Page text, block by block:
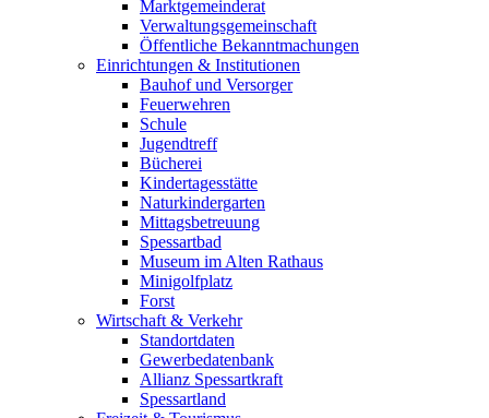
Marktgemeinderat
Verwaltungsgemeinschaft
Öffentliche Bekanntmachungen
Einrichtungen & Institutionen
Bauhof und Versorger
Feuerwehren
Schule
Jugendtreff
Bücherei
Kindertagesstätte
Naturkindergarten
Mittagsbetreuung
Spessartbad
Museum im Alten Rathaus
Minigolfplatz
Forst
Wirtschaft & Verkehr
Standortdaten
Gewerbedatenbank
Allianz Spessartkraft
Spessartland